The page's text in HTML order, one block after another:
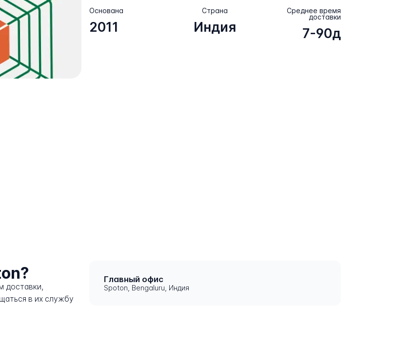
Основана
2011
Страна
Индия
Среднее время
доставки
7-90д
доставки,
в их службу
Главный офис
Spoton, Bengaluru, Индия